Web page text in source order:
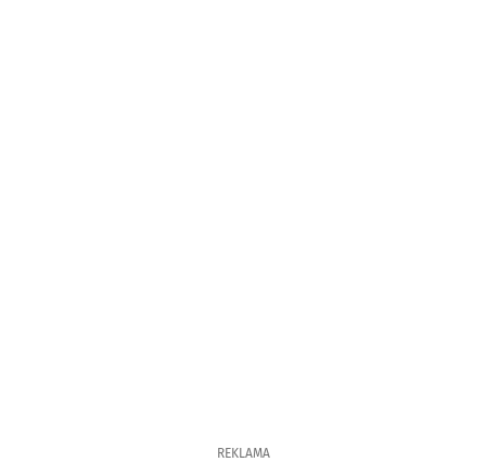
REKLAMA